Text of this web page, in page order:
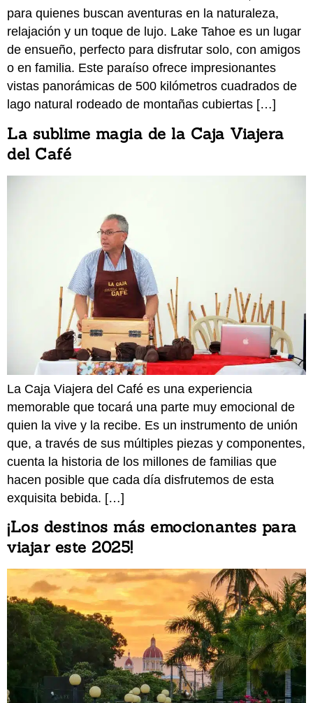
para quienes buscan aventuras en la naturaleza,
relajación y un toque de lujo. Lake Tahoe es un lugar
de ensueño, perfecto para disfrutar solo, con amigos
o en familia. Este paraíso ofrece impresionantes
vistas panorámicas de 500 kilómetros cuadrados de
lago natural rodeado de montañas cubiertas […]
La sublime magia de la Caja Viajera
del Café
La Caja Viajera del Café es una experiencia
memorable que tocará una parte muy emocional de
quien la vive y la recibe. Es un instrumento de unión
que, a través de sus múltiples piezas y componentes,
cuenta la historia de los millones de familias que
hacen posible que cada día disfrutemos de esta
exquisita bebida. […]
¡Los destinos más emocionantes para
viajar este 2025!